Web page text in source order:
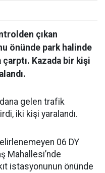
çıkan
önünde park halinde
Kazada bir kişi
gelen trafik
iki kişi yaralandı.
06 DY
Mahallesi’nde
istasyonunun önünde